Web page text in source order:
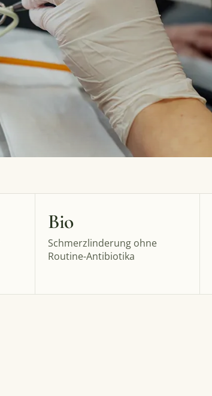
Bio
Schmerzlinderung ohne
Routine-Antibiotika